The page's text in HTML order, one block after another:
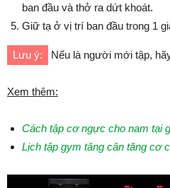
ban đầu và thở ra dứt khoát.
Giữ tạ ở vị trí ban đầu trong 1
Lưu ý: Nếu là người mới tập,
Xem thêm:
Cách tập cơ ngực cho nam tại
Lịch tập gym tăng cân tăng cơ